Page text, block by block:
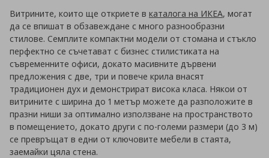
Витрините, които ще откриете в каталога на ИКЕА, могат
да се впишат в обзавеждане с много разнообразни
стилове. Семплите компактни модели от стомана и стъкло
перфектно се съчетават с бизнес стилистиката на
съвременните офиси, докато масивните дървени
предложения с две, три и повече крила внасят
традиционен дух и демонстрират висока класа. Някои от
витрините с ширина до 1 метър можете да разположите в
празни ниши за оптимално използване на пространството
в помещението, докато други с по-големи размери (до 3 м)
се превръщат в едни от ключовите мебели в стаята,
заемайки цяла стена.